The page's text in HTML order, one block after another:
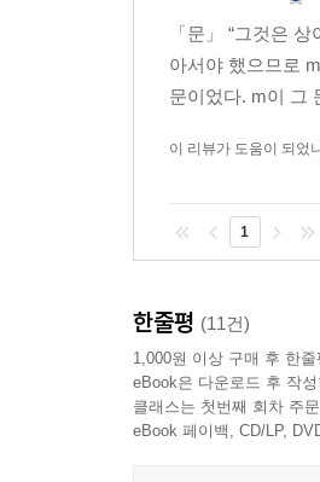
현실의 그것을 날것
데뷔 삼 년차, 첫 소설
「문」 “그것은
아서야 했으므로
문이었다. m이 그
이 리뷰가 도움이 되었
1
한줄평 (11건)
1,000원 이상 구매 후 한줄
eBook은 다운로드 후 작
클래스는 첫번째 회차 주
eBook 페이백, CD/LP,